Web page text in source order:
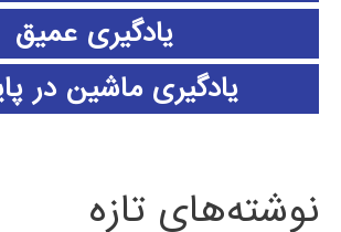
یادگیری عمیق
یادگیری ماشین در
نوشته‌های تازه